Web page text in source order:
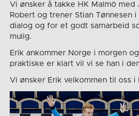
Vi ønsker å takke HK Malmö med
Robert og trener Stian Tønnesen
dialog og for et godt samarbeid
mulig.
Erik ankommer Norge i morgen
praktiske er klart vil vi se han i
Vi ønsker Erik velkommen til oss i